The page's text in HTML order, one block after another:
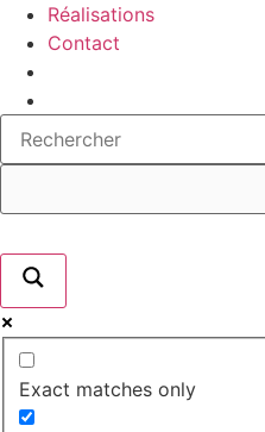
Réalisations
Contact
Exact matches only